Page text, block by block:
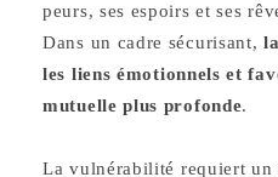
peurs, ses espoirs et ses
Dans un cadre sécurisant,
les liens émotionnels et
mutuelle plus profonde.
La vulnérabilité requiert un